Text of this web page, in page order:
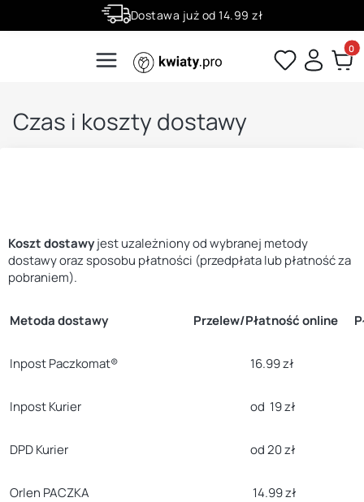
Dostawa już od 14.99 zł
Wiele produktów w atrakcyjnych cenach
Czas i koszty dostawy
Koszt dostawyjest uzależniony od wybranej metody
dostawy oraz sposobu płatności (przedpłata lub płatność za
pobraniem).
Metoda dostawy Przelew/Płatność online
Inpost Paczkomat® 16.99 zł
Inpost Kurier od 19 zł
DPD Kurier od 20 zł
Orlen PACZKA 14.99 zł